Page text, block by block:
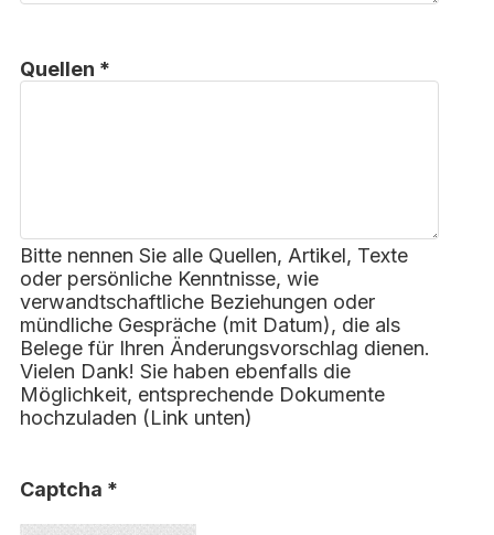
Quellen *
Bitte nennen Sie alle Quellen, Artikel, Texte
oder persönliche Kenntnisse, wie
verwandtschaftliche Beziehungen oder
mündliche Gespräche (mit Datum), die als
Belege für Ihren Änderungsvorschlag dienen.
Vielen Dank! Sie haben ebenfalls die
Möglichkeit, entsprechende Dokumente
hochzuladen (Link unten)
Captcha *